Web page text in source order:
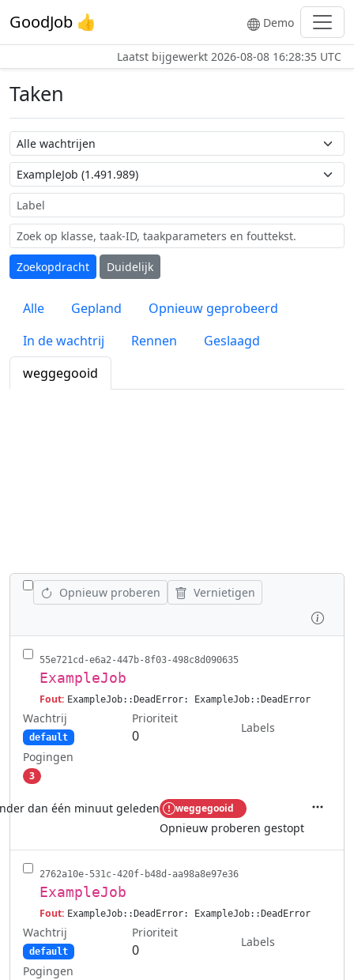
GoodJob 👍 Demo
Laatst bijgewerkt 2026-08-08 16:28:35 UTC
Taken
Wachtrij naam
Taak naam
Label
Zoekopdracht
Duidelijk
Alle Gepland
Opnieuw geprobeerd
In de wachtrij
Rennen
Geslaagd
weggegooid
WISSEL ALLE VACATURES AF
Opnieuw proberen
Vernietigen
55e721cd-e6a2-447b-8f03-498c8d090635
ExampleJob
Fout: ExampleJob::DeadError: ExampleJob::DeadError
Wachtrij
default
Prioriteit
0
Labels
Pogingen
3
dan één minuut geleden weggegooid
Opnieuw proberen gestopt
2762a10e-531c-420f-b48d-aa98a8e97e36
ExampleJob
Fout: ExampleJob::DeadError: ExampleJob::DeadError
Wachtrij
default
Prioriteit
0
Labels
Pogingen